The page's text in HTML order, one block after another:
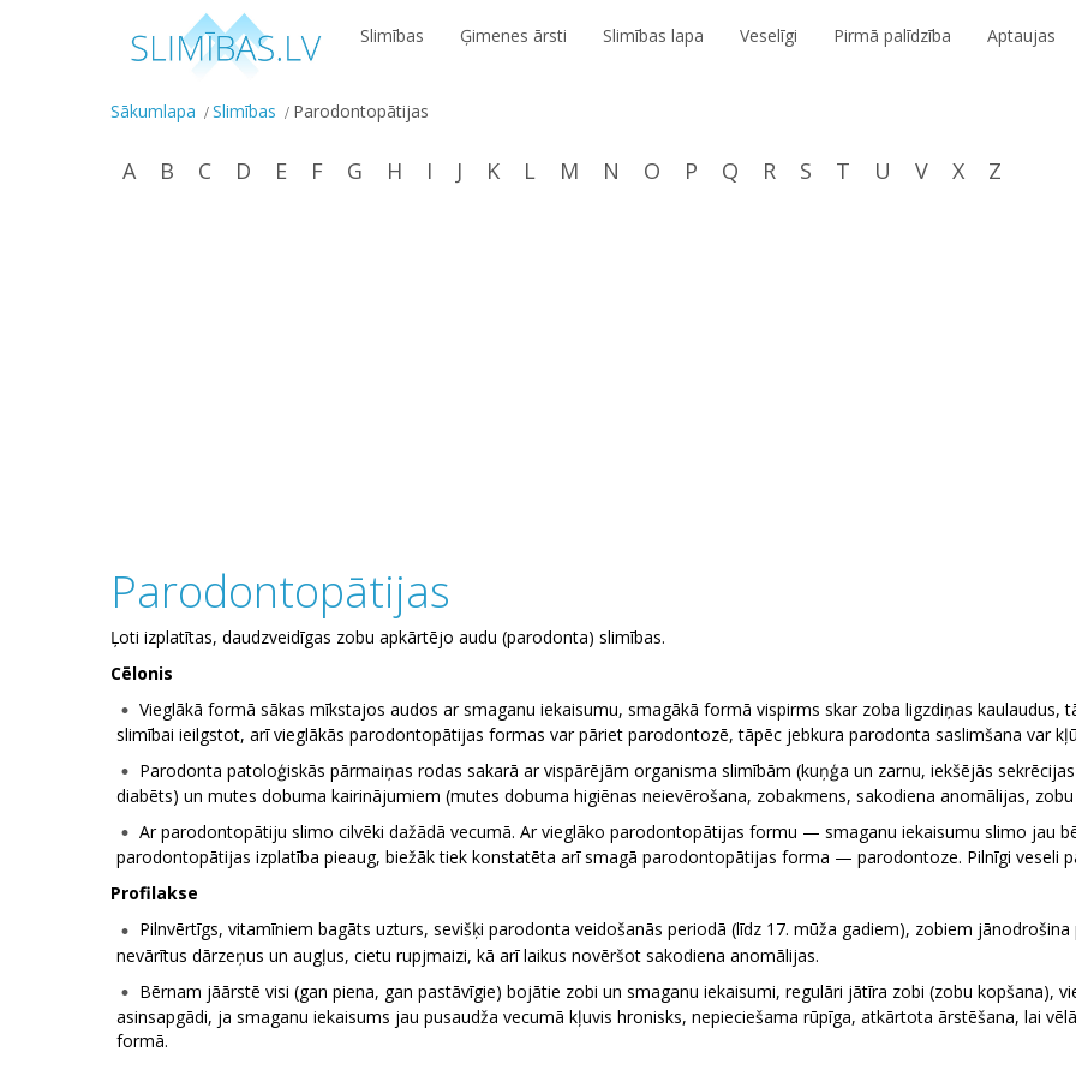
Slimības Ģimenes ārsti Slimības lapa Veselīgi Pirmā palīdzība Aptaujas
Sākumlapa Slimības Parodontopātijas
A B C D E F G H I J K L M N O P Q R S T U V X Z
Parodontopātijas
Ļoti izplatītas, daudzveidīgas zobu apkārtējo audu (parodonta) slimības.
Cēlonis
Vieglākā formā sākas mīkstajos audos ar smaganu iekaisumu, smagākā formā vispirms skar zoba ligzdiņas kaulaudus,
slimībai ieilgstot, arī vieglākās parodontopātijas formas var pāriet parodontozē, tāpēc jebkura parodonta saslimšana var
Parodonta patoloģiskās pārmaiņas rodas sakarā ar vispārējām organisma slimībām (kuņģa un zarnu, iekšējās
diabēts) un mutes dobuma kairinājumiem (mutes dobuma higiēnas neievērošana, zobakmens, sakodiena anomālijas,
Ar parodontopātiju slimo cilvēki dažādā vecumā. Ar vieglāko parodontopātijas formu — smaganu iekaisumu slimo jau
parodontopātijas izplatība pieaug, biežāk tiek konstatēta arī smagā parodontopātijas forma — parodontoze. Pilnīgi veseli
Profilakse
Pilnvērtīgs, vitamīniem bagāts uzturs, sevišķi parodonta veidošanās periodā (līdz 17. mūža gadiem), zobiem
nevārītus dārzeņus un augļus, cietu rupjmaizi, kā arī laikus novēršot sakodiena anomālijas.
Bērnam jāārstē visi (gan piena, gan pastāvīgie) bojātie zobi un smaganu iekaisumi, regulāri jātīra zobi (zobu kopšana),
asinsapgādi, ja smaganu iekaisums jau pusaudža vecumā kļuvis hronisks, nepieciešama rūpīga, atkārtota ārstēšana, lai
formā.